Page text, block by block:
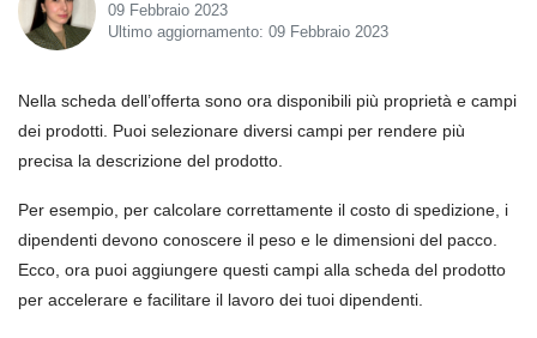
09 Febbraio 2023
Ultimo aggiornamento: 09 Febbraio 2023
Nella scheda dell’offerta sono ora disponibili più proprietà e campi
dei prodotti. Puoi selezionare diversi campi per rendere più
precisa la descrizione del prodotto.
Per esempio, per calcolare correttamente il costo di spedizione, i
dipendenti devono conoscere il peso e le dimensioni del pacco.
Ecco, ora puoi aggiungere questi campi alla scheda del prodotto
per accelerare e facilitare il lavoro dei tuoi dipendenti.